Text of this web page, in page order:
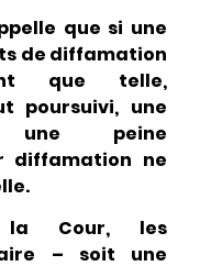
que si une
de diffamation
que telle,
poursuivi, une
une peine
diffamation ne
la Cour, les
– soit une